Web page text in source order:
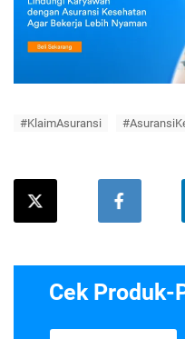
#KlaimAsuransi
Cek Produk-